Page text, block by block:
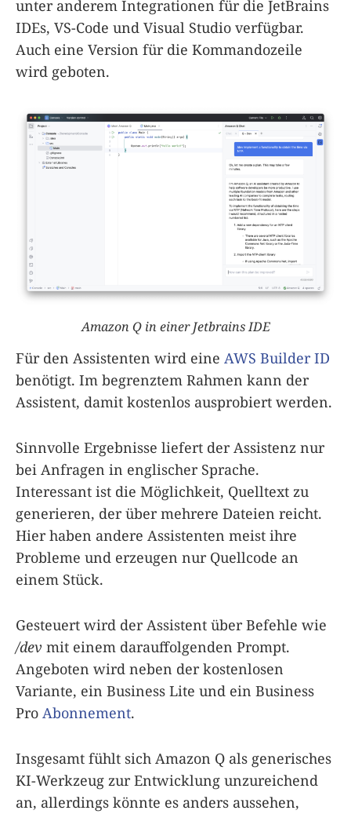
unter anderem Integrationen für die JetBrains
IDEs, VS-Code und Visual Studio verfügbar.
Auch eine Version für die Kommandozeile
wird geboten.
Amazon Q in einer Jetbrains IDE
Für den Assistenten wird eine AWS Builder ID
benötigt. Im begrenztem Rahmen kann der
Assistent, damit kostenlos ausprobiert werden.
Sinnvolle Ergebnisse liefert der Assistenz nur
bei Anfragen in englischer Sprache.
Interessant ist die Möglichkeit, Quelltext zu
generieren, der über mehrere Dateien reicht.
Hier haben andere Assistenten meist ihre
Probleme und erzeugen nur Quellcode an
einem Stück.
Gesteuert wird der Assistent über Befehle wie
/dev mit einem darauffolgenden Prompt.
Angeboten wird neben der kostenlosen
Variante, ein Business Lite und ein Business
Pro Abonnement.
Insgesamt fühlt sich Amazon Q als generisches
KI-Werkzeug zur Entwicklung unzureichend
an, allerdings könnte es anders aussehen,